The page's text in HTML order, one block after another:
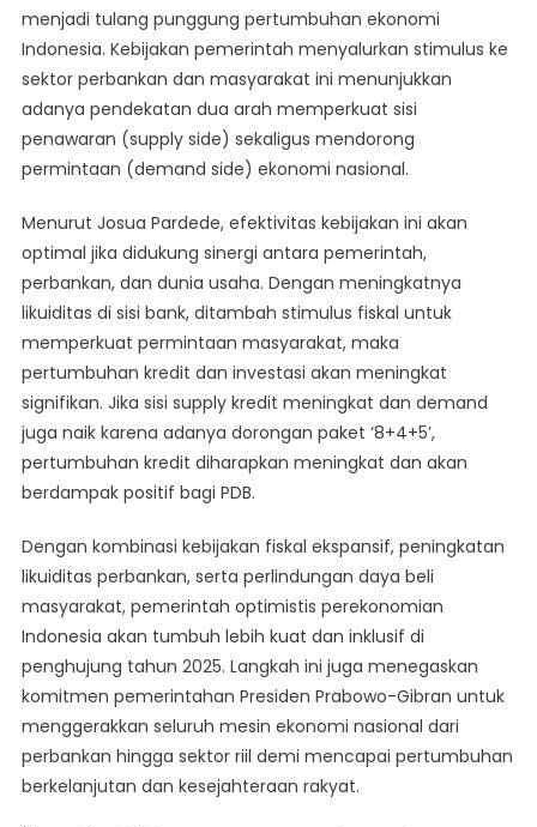
menjadi tulang punggung pertumbuhan ekonomi
Indonesia. Kebijakan pemerintah menyalurkan stimulus ke
sektor perbankan dan masyarakat ini menunjukkan
adanya pendekatan dua arah memperkuat sisi
penawaran (supply side) sekaligus mendorong
permintaan (demand side) ekonomi nasional.
Menurut Josua Pardede, efektivitas kebijakan ini akan
optimal jika didukung sinergi antara pemerintah,
perbankan, dan dunia usaha. Dengan meningkatnya
likuiditas di sisi bank, ditambah stimulus fiskal untuk
memperkuat permintaan masyarakat, maka
pertumbuhan kredit dan investasi akan meningkat
signifikan. Jika sisi supply kredit meningkat dan demand
juga naik karena adanya dorongan paket ‘8+4+5’,
pertumbuhan kredit diharapkan meningkat dan akan
berdampak positif bagi PDB.
Dengan kombinasi kebijakan fiskal ekspansif, peningkatan
likuiditas perbankan, serta perlindungan daya beli
masyarakat, pemerintah optimistis perekonomian
Indonesia akan tumbuh lebih kuat dan inklusif di
penghujung tahun 2025. Langkah ini juga menegaskan
komitmen pemerintahan Presiden Prabowo-Gibran untuk
menggerakkan seluruh mesin ekonomi nasional dari
perbankan hingga sektor riil demi mencapai pertumbuhan
berkelanjutan dan kesejahteraan rakyat.